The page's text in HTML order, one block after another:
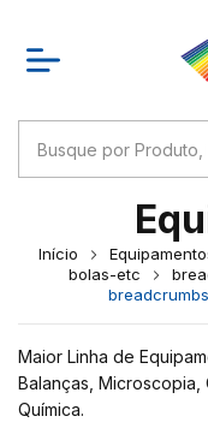
Início
bolas-etc
Maior Linha de
Balanças,
Química.